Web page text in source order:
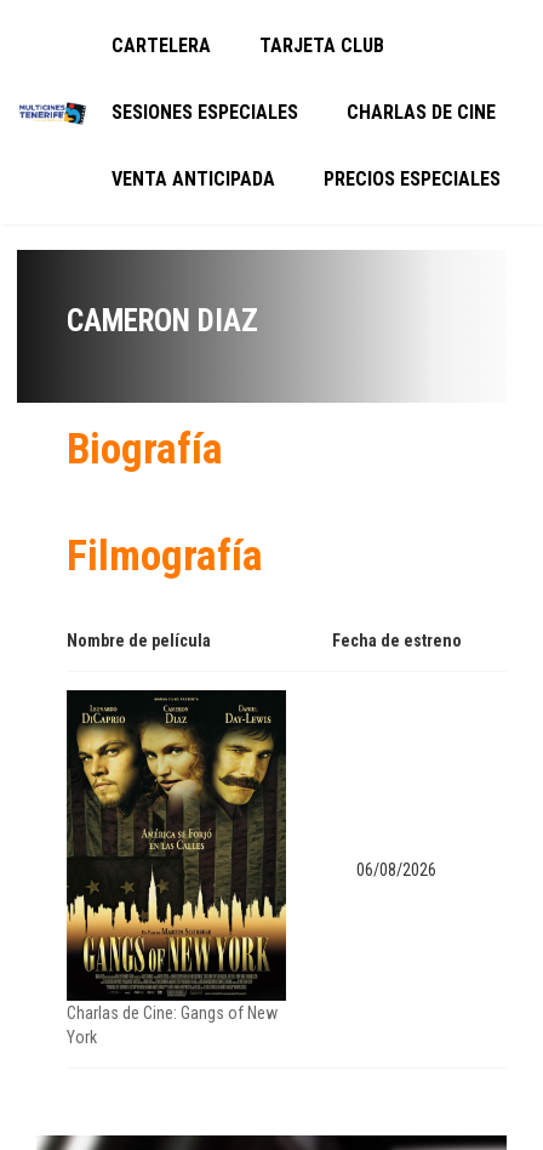
CARTELERA TARJETA CLUB
SESIONES ESPECIALES CHARLAS DE CINE
VENTA ANTICIPADA PRECIOS ESPECIALES
CAMERON DIAZ
Biografía
Filmografía
Nombre de película Fecha de estreno
Charlas de Cine: Gangs of New
York
06/08/2026